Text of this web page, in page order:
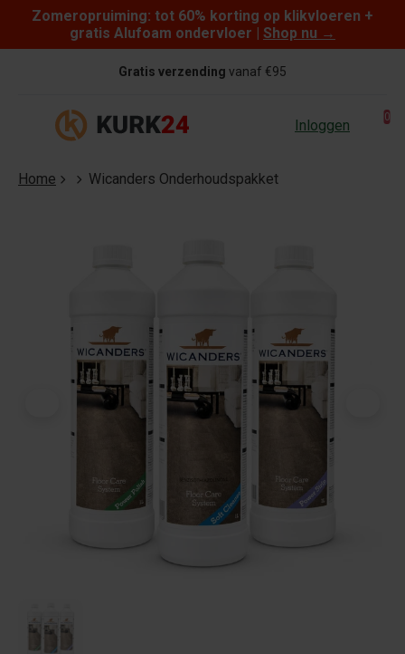
Skip to content
Zomeropruiming: tot 60% korting op klikvloeren +
gratis Alufoam ondervloer | Shop nu →
Gratis verzending vanaf €95
Inloggen 0
Home Wicanders Onderhoudspakket